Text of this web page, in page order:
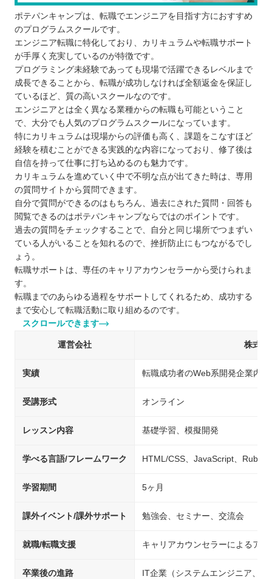
ポテパンキャンプは、転職でエンジニアを目指す方におすすめ
のプログラムスクールです。
エンジニア転職に特化しており、カリキュラムや転職サポート
が手厚く充実しているのが特徴です。
プログラミング未経験であっても現場で活躍できるレベルまで
成長できることから、転職が成功しなければ全額返金を保証し
ているほど、質の高いスクールなのです。
エンジニアとは全く異なる業種からの転職も可能ということ
で、大分でも人気のプログラムスクールになっています。
特にカリキュラムは現場からの評価も高く、課題をこなすほど
経験を積むことができる実践的な内容になっており、修了後は
自信を持って仕事に打ち込めるのも魅力です。
カリキュラムを進めていく中で不明な点が出てきた時は、専用
の質問サイトから質問できます。
自分で質問ができるのはもちろん、過去にされた質問・回答も
閲覧できるのはポテパンキャンプならではのポイントです。
過去の質問をチェックすることで、自分と同じ場所でつまずい
ている人がいることを知れるので、挫折防止にもつながるでし
ょう。
転職サポートは、専任のキャリアカウンセラーから受けられま
す。
転職までのあらゆる過程をサポートしてくれるため、成功する
まで安心して転職活動に取り組めるのです。
スクロールできます
運営会社 株式会
実績 転職成功者のWeb系開発企業内
受講形式 オンライン
レッスン内容 基礎学習、模擬開発
学べる言語/フレームワーク HTML/CSS、JavaScript、Ruby
学習期間 5ヶ月
課外イベント/課外サポート 勉強会、セミナー、交流会
就職/転職支援 キャリアカウンセラーによるア
卒業後の進路 IT企業（システムエンジニア、